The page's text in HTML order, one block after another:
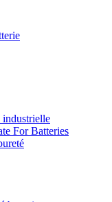
industrielle
For Batteries